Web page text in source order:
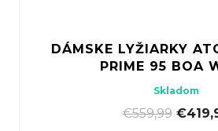
DÁMSKE LYŽIARKY
PRIME 95 BOA
Skladom
€559,99|